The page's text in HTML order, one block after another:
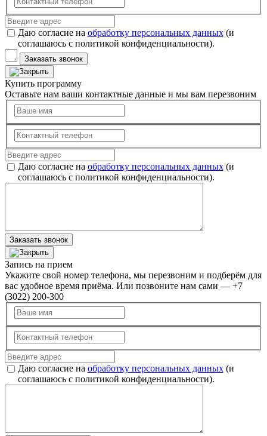
Даю согласие на обработку персональных данных(и
соглашаюсь с политикой конфиденциальности).
Заказать звонок
Купить программу
Оставьте нам ваши контактные данные и мы вам перезвоним
Даю согласие на обработку персональных данных(и
соглашаюсь с политикой конфиденциальности).
Заказать звонок
Запись на прием
Укажите свой номер телефона, мы перезвоним и подберём для
вас удобное время приёма. Или позвоните нам сами — +7
(3022) 200-300
Даю согласие на обработку персональных данных(и
соглашаюсь с политикой конфиденциальности).